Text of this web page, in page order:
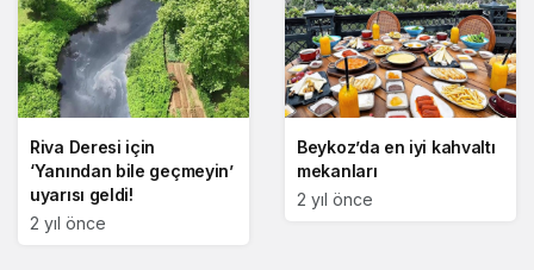
Riva Deresi için
‘Yanından bile geçmeyin’
uyarısı geldi!
2 yıl önce
Beykoz’da en iyi kahvaltı
mekanları
2 yıl önce